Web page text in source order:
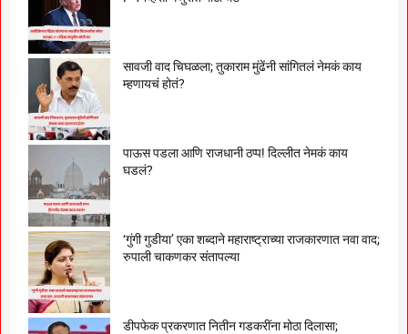
सावजी वाद चिघळला; तुकाराम मुंढेंनी सांगितलं नेमकं काय
म्हणायचं होतं?
पाऊस पडला आणि राजधानी ठप्प! दिल्लीत नेमकं काय
घडलं?
‘गुंगी गुडीया’ एका शब्दाने महाराष्ट्राच्या राजकारणात नवा वाद;
रुपाली चाकणकर संतापल्या
डीपफेक प्रकरणात नितीन गडकरींना मोठा दिलासा;